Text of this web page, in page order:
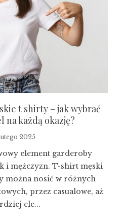
t shirty – jak wybrać
na każdą okazję?
2025
element garderoby
i mężczyzn. T-shirt męski
można nosić w różnych
przez casualowe, aż
ele...